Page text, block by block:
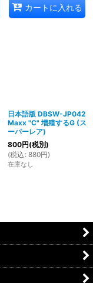
カートに入れる
日本語版 DBSW-JP042
Maxx "C" 増殖するG (ス
ーパーレア)
800円(税別)
(税込 : 880円)
在庫なし